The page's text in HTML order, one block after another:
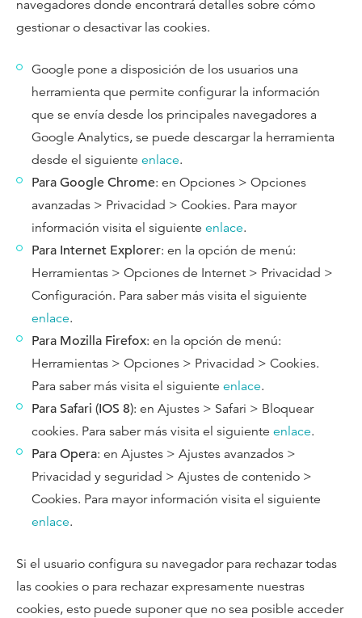
navegadores donde encontrará detalles sobre cómo
gestionar o desactivar las cookies.
Google pone a disposición de los usuarios una
herramienta que permite configurar la información
que se envía desde los principales navegadores a
Google Analytics, se puede descargar la herramienta
desde el siguienteenlace.
Para Google Chrome: en Opciones > Opciones
avanzadas > Privacidad > Cookies. Para mayor
información visita el siguienteenlace.
Para Internet Explorer: en la opción de menú:
Herramientas > Opciones de Internet > Privacidad >
Configuración. Para saber más visita el siguiente
enlace.
Para Mozilla Firefox: en la opción de menú:
Herramientas > Opciones > Privacidad > Cookies.
Para saber más visita el siguienteenlace.
Para Safari (IOS 8): en Ajustes > Safari > Bloquear
cookies. Para saber más visita el siguienteenlace.
Para Opera: en Ajustes > Ajustes avanzados >
Privacidad y seguridad > Ajustes de contenido >
Cookies. Para mayor información visita el siguiente
enlace.
Si el usuario configura su navegador para rechazar todas
las cookies o para rechazar expresamente nuestras
cookies, esto puede suponer que no sea posible acceder